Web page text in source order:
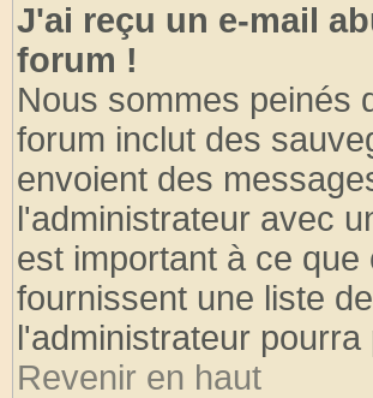
J'ai reçu un e-mail
forum !
Nous sommes peinés
forum inclut des
envoient des
l'administrateur avec
est important à ce
fournissent une liste
l'administrateur
Revenir en haut